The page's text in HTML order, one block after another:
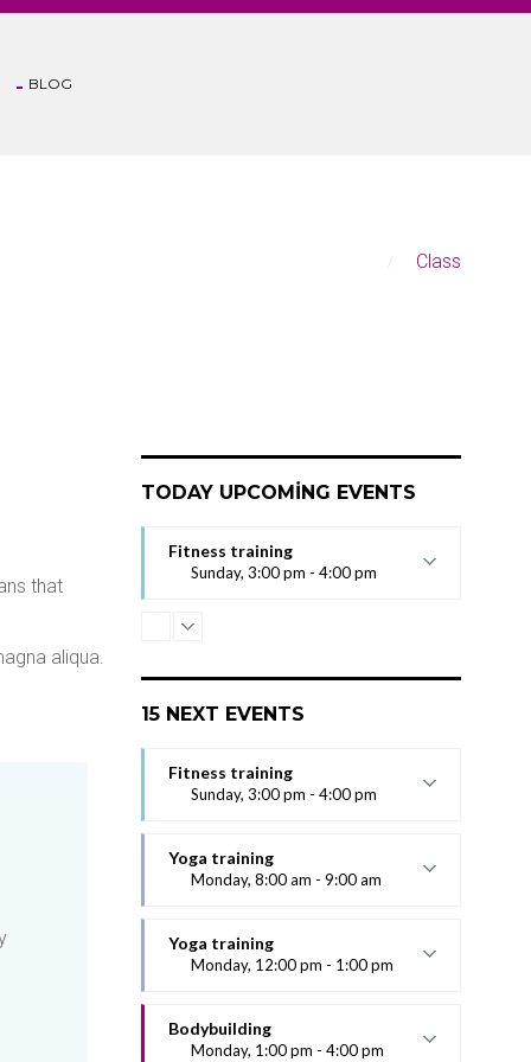
BLOG
Class
that
aliqua.
TODAY UPCOMING EVENTS
Fitness training
Sunday, 3:00 pm - 4:00 pm
proident, sunt in culpa qui officia
Sed ut perspiciatis unde omnis iste
15 NEXT EVENTS
Fitness training
Sunday, 3:00 pm - 4:00 pm
proident, sunt in culpa qui officia
deserunt mollit anim id est laborum.
Yoga training
Monday, 8:00 am - 9:00 am
proident, sunt in culpa qui officia
deserunt mollit anim id est laborum.
Yoga training
Monday, 12:00 pm - 1:00 pm
proident, sunt in culpa qui officia
deserunt mollit anim id est laborum.
Bodybuilding
Monday, 1:00 pm - 4:00 pm